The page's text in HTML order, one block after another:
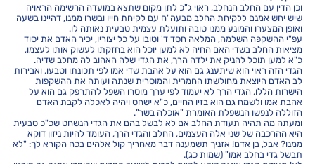
וכן הדין עם החלב הנחלב, ראוי ג"כ לתן מקום שתצא במועדה הרשימה הראויה
שיש יחש אמנם ללקיחת החלב מבעה"ח עם לקיחת חייו ובשרו ממנו, דהיינו בשעה
ואופן המצערו והמונע ממנו טובה ותועלת עצמית טבעית נאותה לו.
עפ"י ההשקפה השלמה, המלאה חסד ד' וטובו על כל יצוריו, יכיר האדם את יסוד
מציאות החלב בשדי האם החיה לא למען יוכל הוא בחזקתו לעשוק אותו לעצמו,
כ"א למען תוכל להניק את ילדה הרך, את הגדי שלה האהוב לה מחלב שדיה.
הגדי הזה ראוי הוא שיתענג גם הוא על אהבת שדי אמו לפי תכונתו וטבעו, ואבירות
לב האדם היוצאת מחולשתו החמרית והמוסרית שנתה ועותה את ההשקפות
הישרות הללו, הגדי הרך לא יעמוד לפי ערך מוסרו השפל להתרפק גם הוא על
אהבת אמו ולשמח גם הוא בזיו החיים, כ"א ישחט ויהיה לאכלה לקבת האדם
הזוללה לנפשו הנשפלת האומרת "אוכלה בשר".
ומעתה מה תהיה תעודת החלב אם לא לבשל בהם את הגדי הנשחט שכ"כ טבעית
היא ההרכבה של שני אלה העצמים, החלב והגדי הרך, העומד להיות ניזון דוקא
ממנו? אבל, בן אדם! אזניך תשמענה דבר מאחריך קול אלהים בכח הקורא לך: "לא
תבשל גדי בחלב אמו" (שמות כג).